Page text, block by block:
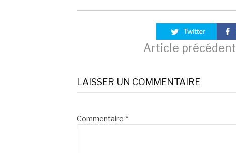
la
suite
Article précédent
LAISSER UN COMMENTAIRE
Commentaire *